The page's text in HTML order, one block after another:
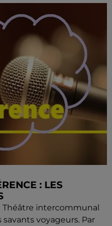
: LES
Théâtre intercommunal
voyageurs. Par